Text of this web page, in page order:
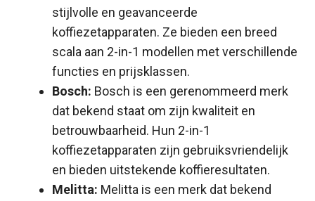
stijlvolle en geavanceerde
koffiezetapparaten. Ze bieden een breed
scala aan 2-in-1 modellen met verschillende
functies en prijsklassen.
Bosch: Bosch is een gerenommeerd merk
dat bekend staat om zijn kwaliteit en
betrouwbaarheid. Hun 2-in-1
koffiezetapparaten zijn gebruiksvriendelijk
en bieden uitstekende koffieresultaten.
Melitta: Melitta is een merk dat bekend